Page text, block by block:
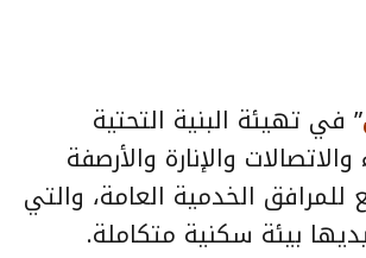
” في تهيئة البنية التحتية
والإنارة والأرصفة
الخدمية العامة، والتي
بيئة سكنية متكاملة.